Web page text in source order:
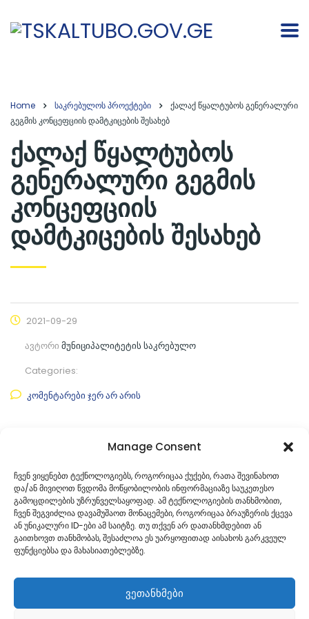
Manage Consent
ჩვენ ვიყენებთ ტექნოლოგიებს, როგორიცაა ქუქები, რათა შევინახოთ
და/ან მივიღოთ წვდომა მოწყობილობის ინფორმაციაზე საუკეთესო
გამოცდილების უზრუნველსაყოფად. ამ ტექნოლოგიების თანხმობით,
ჩვენ შეგვიძლია დავამუშაოთ მონაცემები, როგორიცაა ბრაუზერის ქცევა
ან უნიკალური ID-ები ამ საიტზე. თუ თქვენ არ დათანხმდებით ან
გაითხოვთ თანხმობას, შესაძლოა ეს უარყოფითად აისახოს გარკვეულ
ფუნქციებსა და მახასიათებლებზე.
ვეთანხმები
Home საკრებულოს პროექტები
ქალაქ წყალტუბოს გენერალური
გეგმის კონცეფციის დამტკიცების შესახებ
ქალაქ წყალტუბოს
გენერალური გეგმის
კონცეფციის
დამტკიცების შესახებ
2021-09-29
ავტორი მუნიციპალიტეტის საკრებულო
Categories:
კომენტარები ჯერ არ არის
ფაილის ნახვა
ფაილის ტიპი:pdf
კატეგორიასაკრებულოს პროექტები